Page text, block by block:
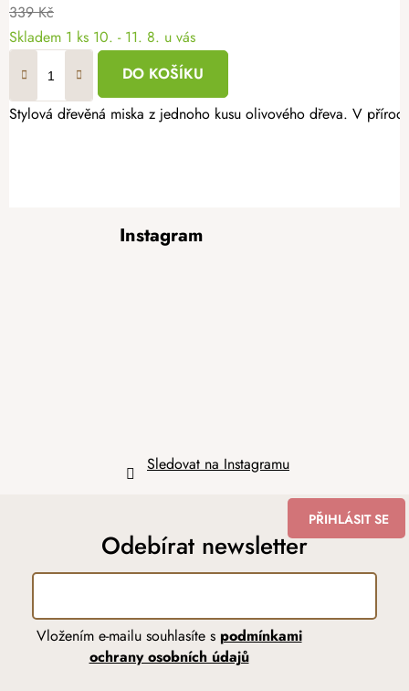
339 Kč
Skladem 1 ks 10. - 11. 8. u vás
DO KOŠÍKU
Stylová dřevěná miska z jednoho kusu olivového dřeva. V
Instagram
Sledovat na Instagramu
Odebírat newsletter
Vložením e-mailu souhlasíte s podmínkami
ochrany osobních údajů
PŘIHLÁSIT SE